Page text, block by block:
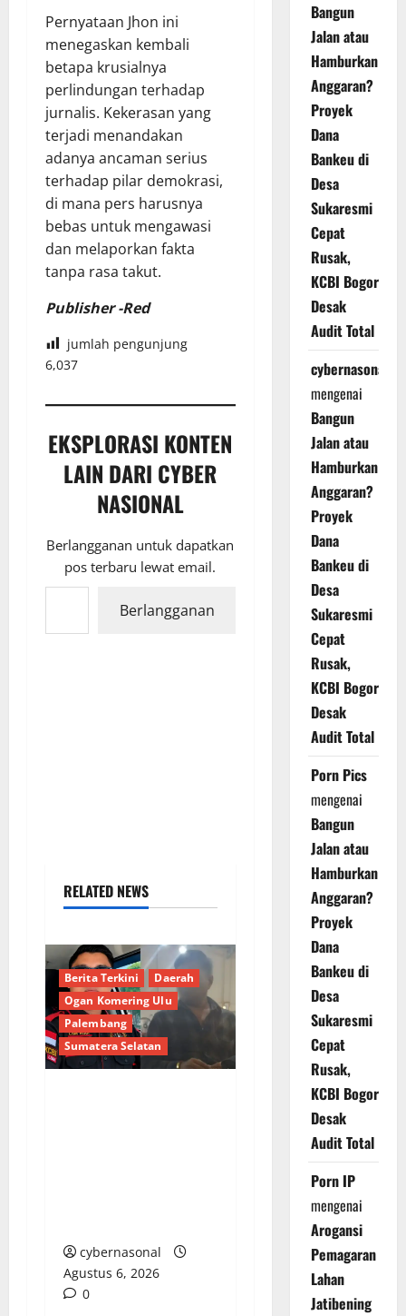
Pernyataan Jhon ini
menegaskan kembali
betapa krusialnya
perlindungan terhadap
jurnalis. Kekerasan yang
terjadi menandakan
adanya ancaman serius
terhadap pilar demokrasi,
di mana pers harusnya
bebas untuk mengawasi
dan melaporkan fakta
tanpa rasa takut.
Publisher -Red
jumlah pengunjung
6,037
EKSPLORASI KONTEN
LAIN DARI CYBER
NASIONAL
Berlangganan untuk dapatkan
pos terbaru lewat email.
Ketikkan email Anda...
Berlangganan
RELATED NEWS
Berita Terkini
Daerah
Ogan Komering Ulu
Palembang
Sumatera Selatan
cybernasonal
Agustus 6, 2026
0
Bangun
Jalan atau
Hamburkan
Anggaran?
Proyek
Dana
Bankeu di
Desa
Sukaresmi
Cepat
Rusak,
KCBI Bogor
Desak
Audit Total
cybernasonal
mengenai
Bangun
Jalan atau
Hamburkan
Anggaran?
Proyek
Dana
Bankeu di
Desa
Sukaresmi
Cepat
Rusak,
KCBI Bogor
Desak
Audit Total
Porn Pics
mengenai
Bangun
Jalan atau
Hamburkan
Anggaran?
Proyek
Dana
Bankeu di
Desa
Sukaresmi
Cepat
Rusak,
KCBI Bogor
Desak
Audit Total
Porn IP
mengenai
Arogansi
Pemagaran
Lahan
Jatibening